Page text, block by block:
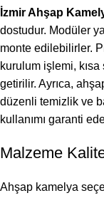
İzmir Ahşap
dostudur. Modüler
monte edilebilirler.
kurulum işlemi,
getirilir. Ayrıca,
düzenli temizlik ve
kullanımı garanti
Malzeme
Ahşap kamelya